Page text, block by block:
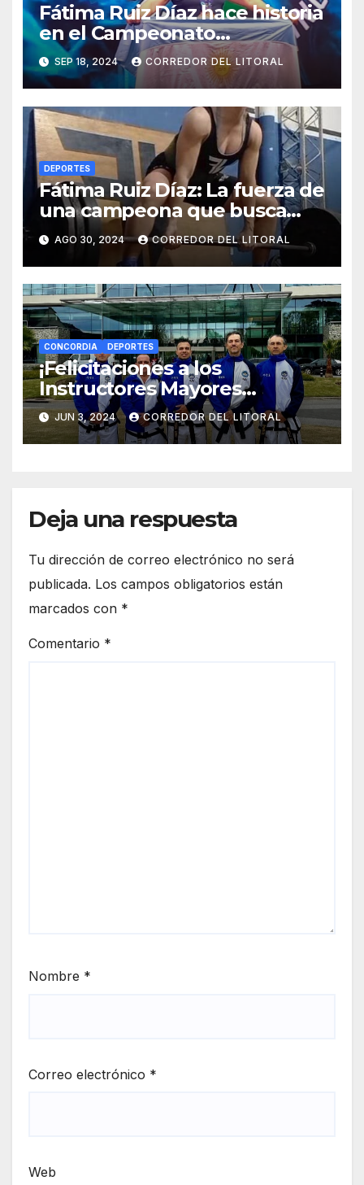
Fátima Ruiz Díaz hace historia
en el Campeonato
Sudamericano de
Powerlifting en Bolivia
SEP 18, 2024 CORREDOR DEL LITORAL
DEPORTES
Fátima Ruiz Díaz: La fuerza de
una campeona que busca
representar a Argentina en el
Sudamericano de
Powerlifting
AGO 30, 2024 CORREDOR DEL LITORAL
CONCORDIA DEPORTES
¡Felicitaciones a los
Instructores Mayores
Internacionales del Instituto
«YOO-SIN»!
JUN 3, 2024 CORREDOR DEL LITORAL
Deja una respuesta
Tu dirección de correo electrónico no será
publicada. Los campos obligatorios están
marcados con *
Comentario *
Nombre *
Correo electrónico *
Web